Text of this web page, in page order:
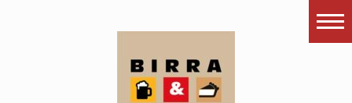
¿Esto que es pués?